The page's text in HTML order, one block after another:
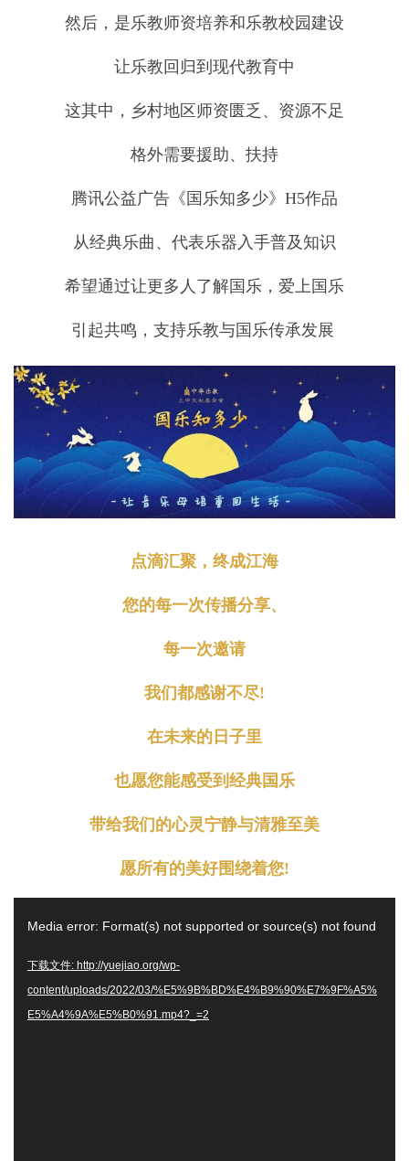
然后，是乐教师资培养和乐教校园建设
让乐教回归到现代教育中
这其中，乡村地区师资匮乏、资源不足
格外需要援助、扶持
腾讯公益广告《国乐知多少》H5作品
从经典乐曲、代表乐器入手普及知识
希望通过让更多人了解国乐，爱上国乐
引起共鸣，支持乐教与国乐传承发展
点滴汇聚，终成江海
您的每一次传播分享、
每一次邀请
我们都感谢不尽!
在未来的日子里
也愿您能感受到经典国乐
带给我们的心灵宁静与清雅至美
愿所有的美好围绕着您!
频
播
放
器
Media error: Format(s) not supported or source(s) not found
下载文件: http://yuejiao.org/wp-
content/uploads/2022/03/%E5%9B%BD%E4%B9%90%E7%9F%A5%
E5%A4%9A%E5%B0%91.mp4?_=2